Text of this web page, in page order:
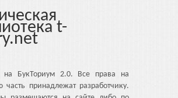
t-
на БукТориум 2.0. Все права на
часть принадлежат разработчику.